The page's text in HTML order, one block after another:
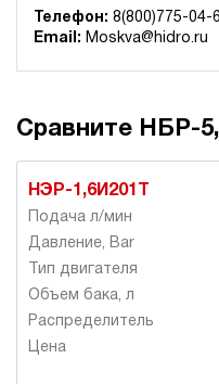
Телефон: 8(800)775-04-
Email: Moskva@hidro.ru
Сравните НБР-
НЭР-1,6И201Т